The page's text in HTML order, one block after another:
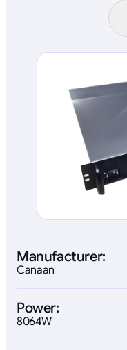
Manufacturer:
Canaan
Power:
8064W